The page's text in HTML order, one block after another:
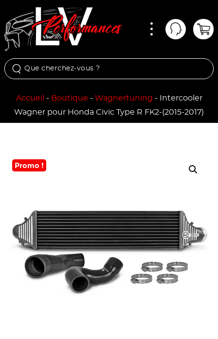
Mon
Accueil - Boutique - Wagnertuning - Intercooler
Wagner pour Honda Civic Type R FK2-(2015-2017)
Promo !